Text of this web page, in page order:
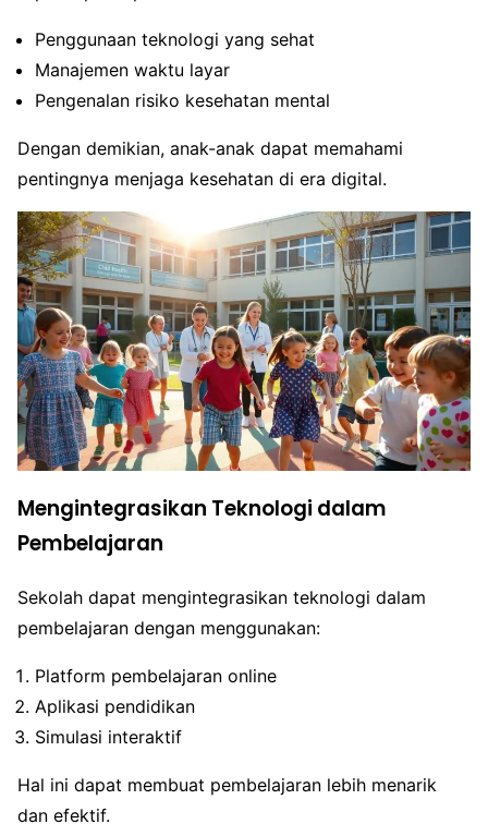
Penggunaan teknologi yang sehat
Manajemen waktu layar
Pengenalan risiko kesehatan mental
Dengan demikian, anak-anak dapat memahami
pentingnya menjaga kesehatan di era digital.
Mengintegrasikan Teknologi dalam
Pembelajaran
Sekolah dapat mengintegrasikan teknologi dalam
pembelajaran dengan menggunakan:
Platform pembelajaran online
Aplikasi pendidikan
Simulasi interaktif
Hal ini dapat membuat pembelajaran lebih menarik
dan efektif.